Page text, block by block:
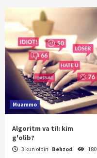
Muammo
Algoritm va til: kim
g'olib?
3 kun oldin Behzod 180